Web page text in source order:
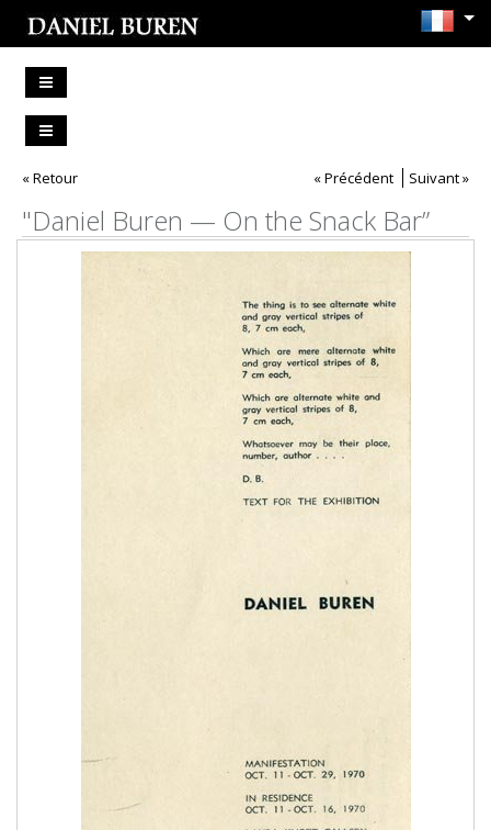
« Retour « Précédent Suivant »
"Daniel Buren — On the Snack Bar”